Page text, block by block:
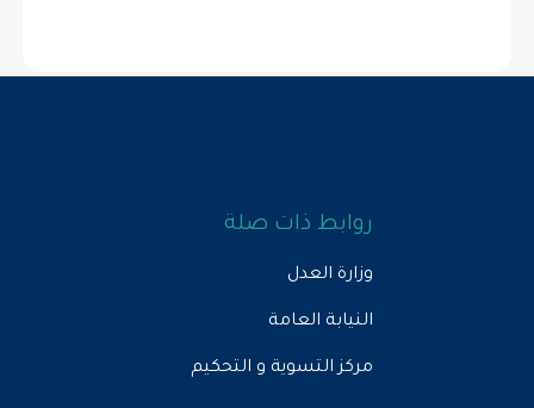
روابط ذات صلة
وزارة العدل
النيابة العامة
مركز التسوية و التحكيم